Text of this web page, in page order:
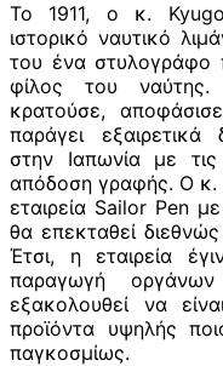
Το 1911, ο κ.
ιστορικό ναυτικό
του ένα στυλογράφο
φίλος του
κρατούσε,
παράγει
στην Ιαπωνία με
απόδοση γραφής. Ο κ.
εταιρεία Sailor Pen
θα επεκταθεί
Έτσι, η εταιρεία
παραγωγή
εξακολουθεί να
προϊόντα υψηλής
παγκοσμίως.